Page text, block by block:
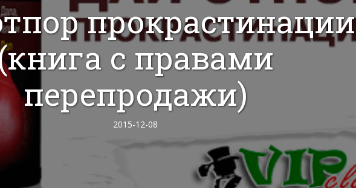
прокрастинации
с правами
перепродажи)
2015-12-08